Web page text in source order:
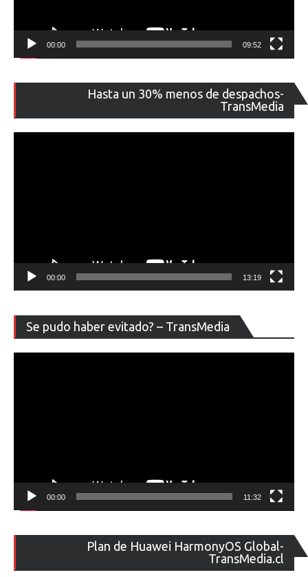
00:00 09:52
Hasta un 30% menos de despachos-
TransMedia
de
00:00 13:19
Se pudo haber evitado? – TransMedia
de
00:00 11:32
Plan de Huawei HarmonyOS Global-
TransMedia.cl
de